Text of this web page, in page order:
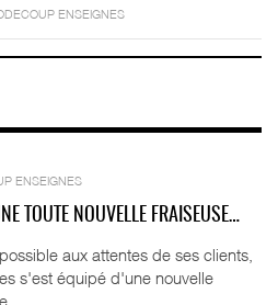
ENSEIGNES
ENSEIGNES
TOUTE NOUVELLE FRAISEUSE…
aux attentes de ses clients,
s'est équipé d'une nouvelle